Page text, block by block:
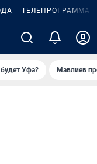
ТЕЛЕПРОГРАММА
Уфа? Мавлиев